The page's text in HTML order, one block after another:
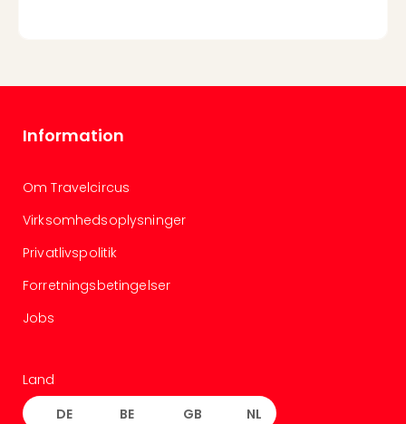
Information
Om Travelcircus
Virksomhedsoplysninger
Privatlivspolitik
Forretningsbetingelser
Jobs
Land
DE BE GB NL